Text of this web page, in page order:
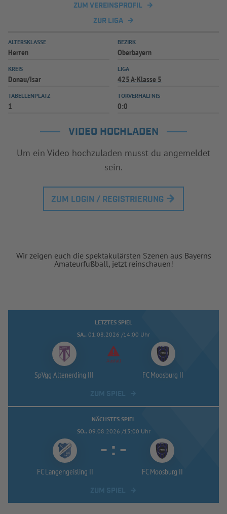
ZUM VEREINSPROFIL
ZUR LIGA
ALTERSKLASSE
Herren
BEZIRK
Oberbayern
KREIS
Donau/Isar
LIGA
425 A-Klasse 5
TABELLENPLATZ
1
TORVERHÄLTNIS
0:0
VIDEO HOCHLADEN
Um ein Video hochzuladen musst du angemeldet
sein.
ZUM LOGIN / REGISTRIERUNG
Wir zeigen euch die spektakulärsten Szenen aus Bayerns
Amateurfußball, jetzt reinschauen!
LETZTES SPIEL
SA.. 01.08.2026 /14:00 Uhr
SpVgg Altenerding III
Ausfall
FC Moosburg II
NÄCHSTES SPIEL
SO.. 09.08.2026 /15:00 Uhr
FC Langengeisling II
- : -
FC Moosburg II